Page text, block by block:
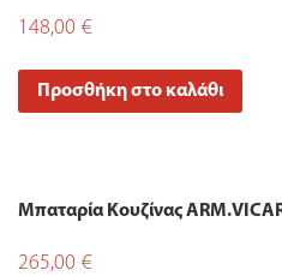
148,00 €
Προσθήκη στο καλάθι
Μπαταρία Κουζίνας
265,00 €